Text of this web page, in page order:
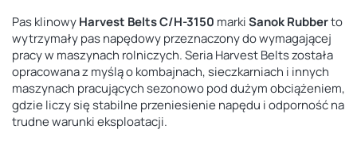
Pas klinowyHarvest Belts C/H-3150 markiSanok Rubberto
wytrzymały pas napędowy przeznaczony do wymagającej
pracy w maszynach rolniczych. Seria Harvest Belts została
opracowana z myślą o kombajnach, sieczkarniach i innych
maszynach pracujących sezonowo pod dużym obciążeniem,
gdzie liczy się stabilne przeniesienie napędu i odporność na
trudne warunki eksploatacji.